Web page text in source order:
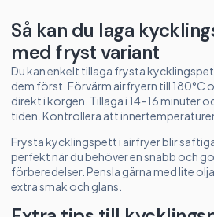
Så kan du laga
med fryst variant
Du kan enkelt tillaga frysta
dem först. Förvärm airfryern till 180°C
direkt i korgen. Tillaga i 14–16 minuter
tiden. Kontrollera att
Frysta kycklingspett i airfryer blir
perfekt när du behöver en snabb och
förberedelser. Pensla gärna med lite
extra smak och glans.